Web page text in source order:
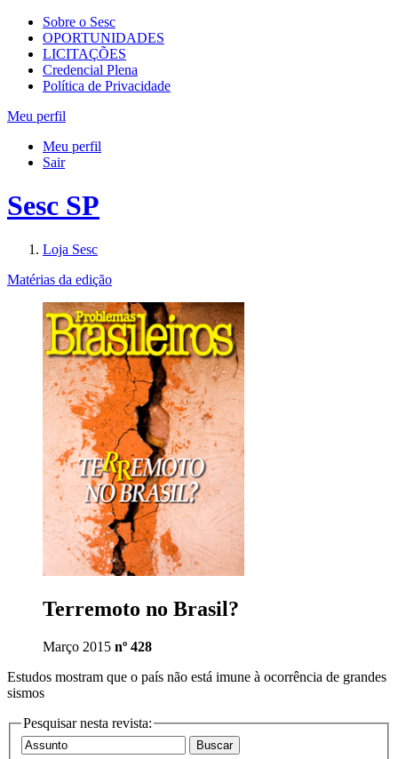
Sobre o Sesc
OPORTUNIDADES
LICITAÇÕES
Credencial Plena
Política de Privacidade
Meu perfil
Meu perfil
Sair
Sesc SP
Loja Sesc
Matérias da edição
Terremoto no Brasil?
Março 2015 nº 428
Estudos mostram que o país não está imune à ocorrência de grandes
sismos
Pesquisar nesta revista: